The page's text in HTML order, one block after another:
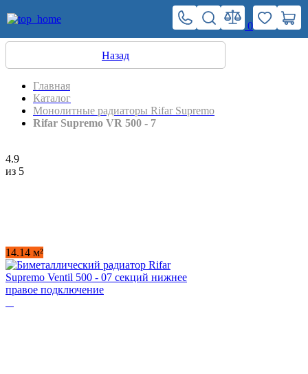
0
Назад
Главная
Каталог
Монолитные радиаторы Rifar Supremo
Rifar Supremo VR 500 - 7
4.9
из 5
14.14 м²